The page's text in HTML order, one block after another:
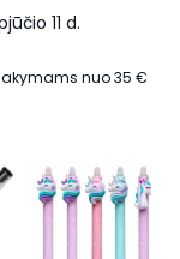
11 d.
nuo35 €